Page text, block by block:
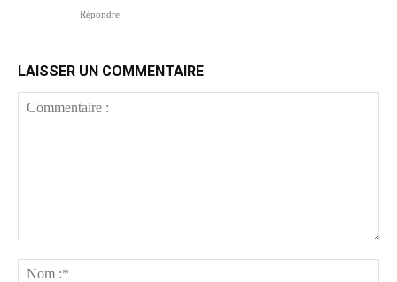
Répondre
LAISSER UN COMMENTAIRE